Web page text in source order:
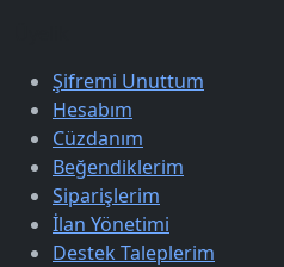
Şifremi Unuttum
Hesabım
Cüzdanım
Beğendiklerim
Siparişlerim
İlan Yönetimi
Destek Taleplerim